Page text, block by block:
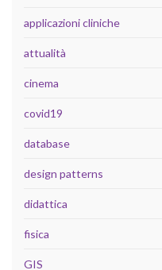
applicazioni cliniche
attualità
cinema
covid19
database
design patterns
didattica
fisica
GIS